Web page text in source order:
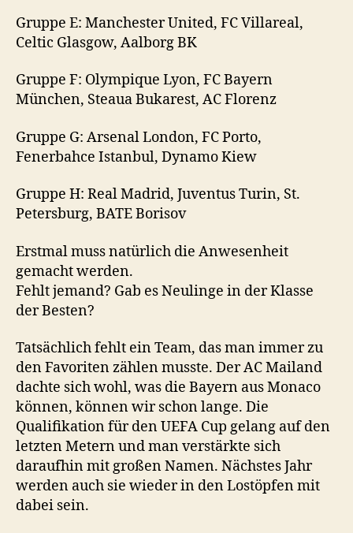
Gruppe E: Manchester United, FC Villareal,
Celtic Glasgow, Aalborg BK
Gruppe F: Olympique Lyon, FC Bayern
München, Steaua Bukarest, AC Florenz
Gruppe G: Arsenal London, FC Porto,
Fenerbahce Istanbul, Dynamo Kiew
Gruppe H: Real Madrid, Juventus Turin, St.
Petersburg, BATE Borisov
Erstmal muss natürlich die Anwesenheit
gemacht werden.
Fehlt jemand? Gab es Neulinge in der Klasse
der Besten?
Tatsächlich fehlt ein Team, das man immer zu
den Favoriten zählen musste. Der AC Mailand
dachte sich wohl, was die Bayern aus Monaco
können, können wir schon lange. Die
Qualifikation für den UEFA Cup gelang auf den
letzten Metern und man verstärkte sich
daraufhin mit großen Namen. Nächstes Jahr
werden auch sie wieder in den Lostöpfen mit
dabei sein.